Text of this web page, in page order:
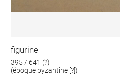
figurine
395 / 641 (?)
(époque byzantine [?])